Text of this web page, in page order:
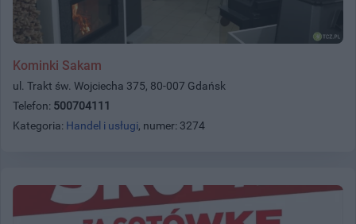
Kominki Sakam
ul. Trakt św. Wojciecha 375, 80-007 Gdańsk
Telefon: 500704111
Kategoria: Handel i usługi, numer: 3274